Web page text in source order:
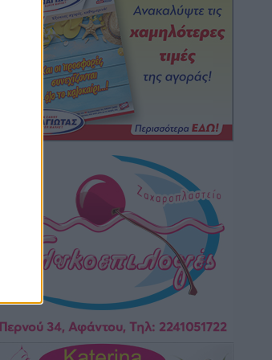
Τοπικές Ειδήσεις• πριν 4 ώρες
Iατρικός Σύλλογος Ροδου προς Α.
Γεωργιάδη: Στρατηγικές Προτάσεις για
την Ενίσχυση της Δημόσιας Υγείας στη
Νησιωτική Ελλάδα και στα
Νοσοκομεία της Γ΄ Ζώνης
πριν 4 ώρες
Πάνθηρες: Ξεκίνησαν αισιόδοξοι για
την παρθενική “πτήση” τους
Αθλητικά• πριν 5 ώρες
Άρης Αρχαγγέλου: Στο πλευρό του
άτυχου Ιάκωβου Θωμά
Αθλητικά πριν 5 ώρες